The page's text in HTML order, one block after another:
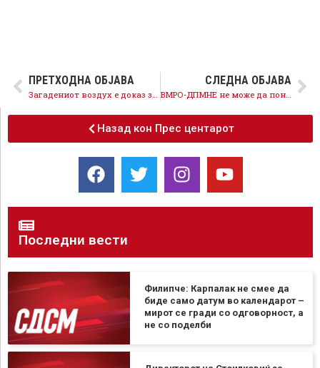
ПРЕТХОДНА ОБЈАВА СЛЕДНА ОБЈАВА
ВМРО-ДПМНЕ не може да понуди ништо освен лажни вести, законските прописи важат за сите подеднако
Назад кон Прес центарот
Последни вести
Филипче: Карпалак не смее да
биде само датум во календарот –
мирот се гради со одговорност, а
не со поделби